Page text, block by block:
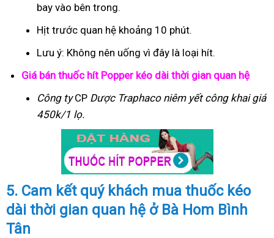
bay vào bên trong.
Hịt trước quan hệ khoảng 10 phút.
Lưu ý: Không nên uống vì đây là loại hít.
Giá bán thuốc hít Popper kéo dài thời gian quan hệ
Công tyCP Dược Traphaconiêm yết công khai giá
450k/1 lọ.
5. Cam kết quý khách mua thuốc kéo
dài thời gian quan hệ ở Bà Hom Bình
Tân